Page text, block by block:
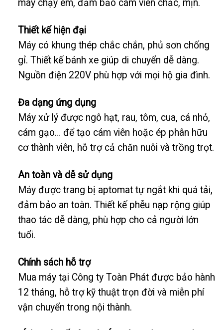
máy chạy êm, đảm bảo cám viên chắc, mịn.
Thiết kế hiện đại
Máy có khung thép chắc chắn, phủ sơn chống
gỉ. Thiết kế bánh xe giúp di chuyển dễ dàng.
Nguồn điện 220V phù hợp với mọi hộ gia đình.
Đa dạng ứng dụng
Máy xử lý được ngô hạt, rau, tôm, cua, cá nhỏ,
cám gạo… để tạo cám viên hoặc ép phân hữu
cơ thành viên, hỗ trợ cả chăn nuôi và trồng trọt.
An toàn và dễ sử dụng
Máy được trang bị aptomat tự ngắt khi quá tải,
đảm bảo an toàn. Thiết kế phễu nạp rộng giúp
thao tác dễ dàng, phù hợp cho cả người lớn
tuổi.
Chính sách hỗ trợ
Mua máy tại Công ty Toàn Phát được bảo hành
12 tháng, hỗ trợ kỹ thuật trọn đời và miễn phí
vận chuyển trong nội thành.